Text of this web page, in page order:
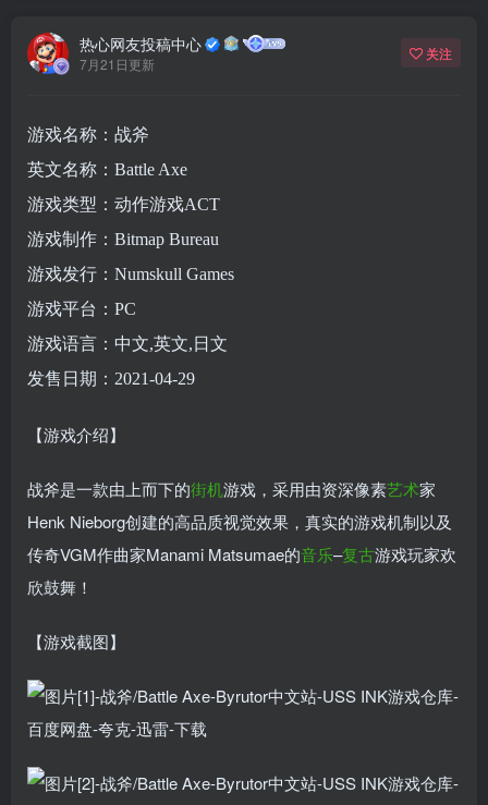
热心网友投稿中心
7月21日更新
关注
游戏名称：战斧
英文名称：Battle Axe
游戏类型：动作游戏ACT
游戏制作：Bitmap Bureau
游戏发行：Numskull Games
游戏平台：PC
游戏语言：中文,英文,日文
发售日期：2021-04-29
【游戏介绍】
战斧是一款由上而下的街机游戏，采用由资深像素艺术家
Henk Nieborg创建的高品质视觉效果，真实的游戏机制以及
传奇VGM作曲家Manami Matsumae的音乐–复古游戏玩家欢
欣鼓舞！
【游戏截图】